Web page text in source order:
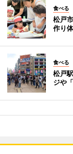
食べる
松戸
作り
食べる
松戸
ジや